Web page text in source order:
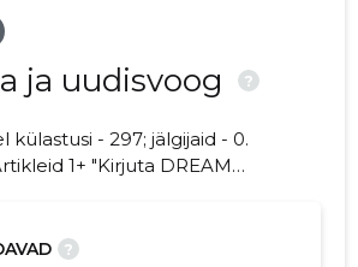
ja uudisvoog ?
külastusi - 297; jälgijaid - 0.
"Kirjuta DREAM
?